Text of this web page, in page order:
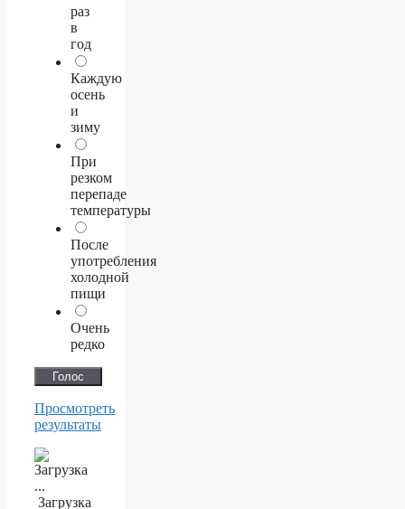
раз
в
год
Каждую
осень
и
зиму
При
резком
перепаде
температуры
После
употребления
холодной
пищи
Очень
редко
Просмотреть
результаты
Загрузка